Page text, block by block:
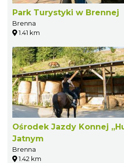
Park Turystyki w Brennej
Brenna
1.41 km
Ośrodek Jazdy Konnej
Jatnym
Brenna
1.42 km